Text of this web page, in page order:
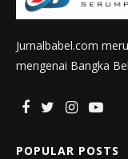
Jurnalbabel.com
mengenai Bangka
POPULAR POSTS